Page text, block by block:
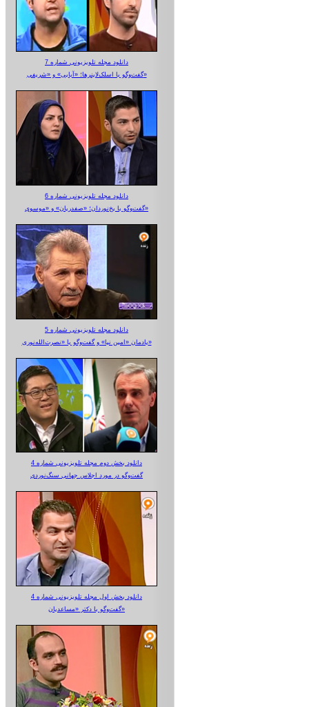
دانلود مجله تلویزیونی شماره 7
گفت‌وگو با اسلک‌لاینرها؛ «آبایی» و «شریفی»
دانلود مجله تلویزیونی شماره 6
گفت‌وگو با یخ‌نوردان؛ «صفدریان» و «موسوی»
دانلود مجله تلویزیونی شماره 5
یادمان «امین نیا» و گفت‌وگو با «نصرت‌الله‌نوری»
دانلود بخش دوم مجله تلویزیونی شماره 4
گفت‌وگو در مورد اجلاس جهانی سنگ‌نوردی
دانلود بخش اول مجله تلویزیونی شماره 4
گفت‌وگو با دکتر «مساعدیان»